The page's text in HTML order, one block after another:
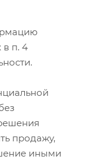
в п. 4
продажу,
иными